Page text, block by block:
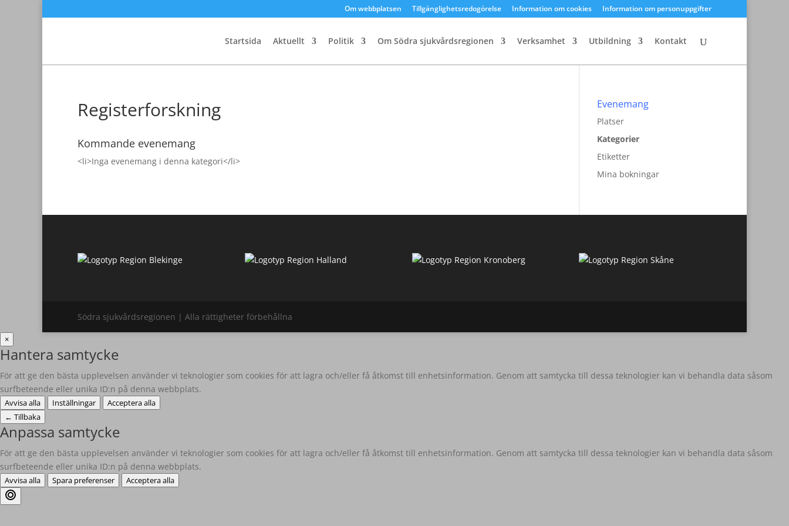
Om webbplatsen Tillgänglighetsredogörelse Information om cookies Information om personuppgifter
Startsida Aktuellt Politik Om Södra sjukvårdsregionen Verksamhet Utbildning Kontakt
Registerforskning
Kommande evenemang
<li>Inga evenemang i denna kategori</li>
Evenemang
Platser
Kategorier
Etiketter
Mina bokningar
Södra sjukvårdsregionen | Alla rättigheter förbehållna
×
Hantera samtycke
För att ge den bästa upplevelsen använder vi teknologier som cookies för att lagra och/eller få åtkomst till enhetsinformation. Genom att samtycka till dessa teknologier kan vi behandla data såsom
surfbeteende eller unika ID:n på denna webbplats.
Avvisa alla Inställningar
Acceptera alla
← Tillbaka
Anpassa samtycke
För att ge den bästa upplevelsen använder vi teknologier som cookies för att lagra och/eller få åtkomst till enhetsinformation. Genom att samtycka till dessa teknologier kan vi behandla data såsom
surfbeteende eller unika ID:n på denna webbplats.
Avvisa alla Spara preferenser Acceptera alla